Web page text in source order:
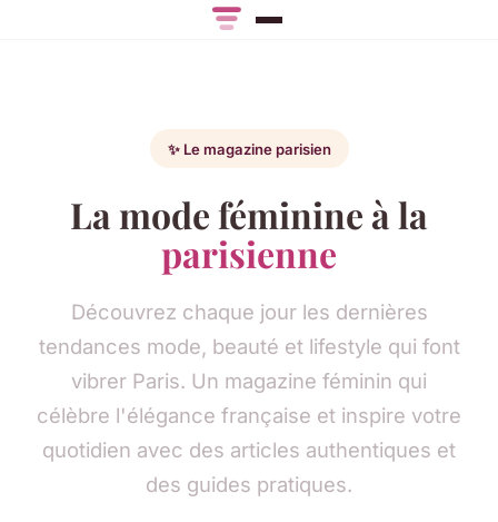
✨ Le magazine parisien
La mode féminine à la
parisienne
Découvrez chaque jour les dernières
tendances mode, beauté et lifestyle qui font
vibrer Paris. Un magazine féminin qui
célèbre l'élégance française et inspire votre
quotidien avec des articles authentiques et
des guides pratiques.